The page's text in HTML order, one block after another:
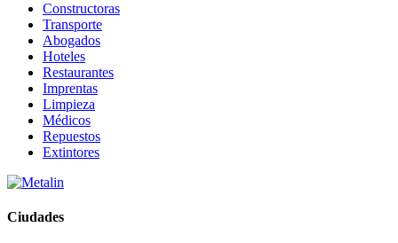
Constructoras
Transporte
Abogados
Hoteles
Restaurantes
Imprentas
Limpieza
Médicos
Repuestos
Extintores
Ciudades